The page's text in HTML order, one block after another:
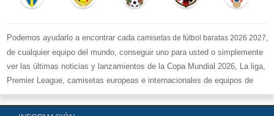
Podemos ayudarlo a encontrar cada camisetas de fútbol baratas 2026 2027,
de cualquier equipo del mundo, conseguir uno para usted o simplemente
ver las últimas noticias y lanzamientos de la Copa Mundial 2026, La liga,
Premier League, camisetas europeas e internacionales de equipos de
fútbol y kits.
Comprecamisetas de fútbol baratas replicasen la tienda deportiva